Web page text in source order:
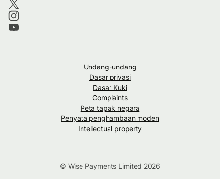
Undang-undang
Dasar privasi
Dasar Kuki
Complaints
Peta tapak negara
Penyata penghambaan moden
Intellectual property
© Wise Payments Limited 2026